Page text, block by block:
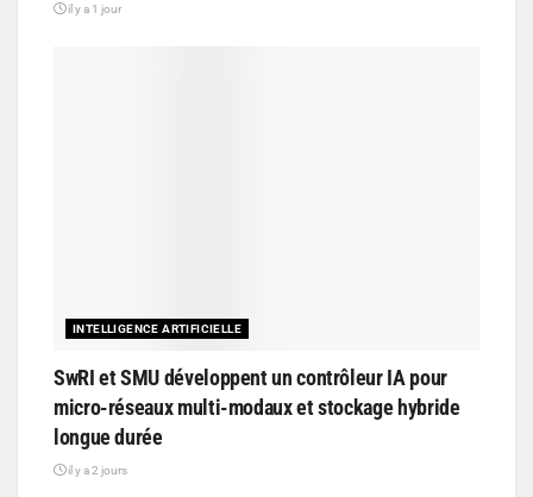
il y a 1 jour
INTELLIGENCE ARTIFICIELLE
SwRI et SMU développent un contrôleur IA pour
micro-réseaux multi-modaux et stockage hybride
longue durée
il y a 2 jours